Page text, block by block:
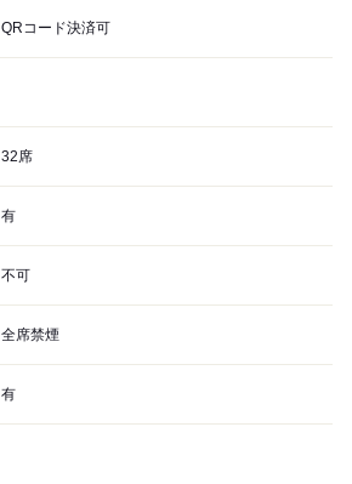
QRコード決済可
32席
有
不可
全席禁煙
有